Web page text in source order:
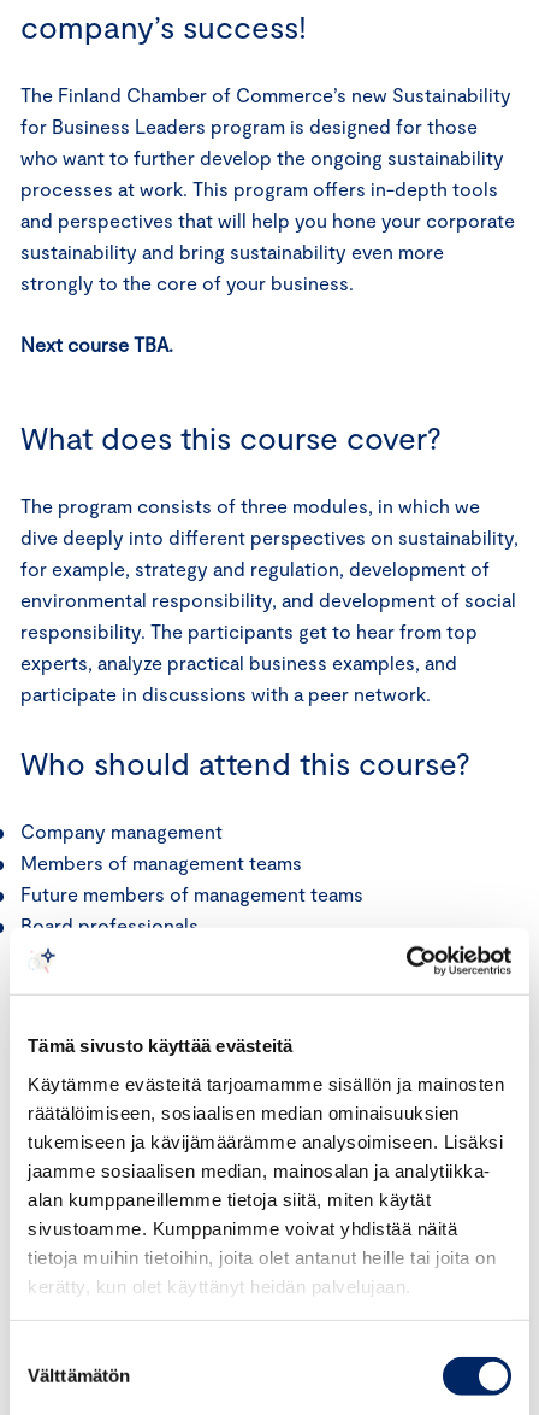
Tämä sivusto käyttää evästeitä
Käytämme evästeitä tarjoamamme sisällön ja mainosten
räätälöimiseen, sosiaalisen median ominaisuuksien
tukemiseen ja kävijämäärämme analysoimiseen. Lisäksi
jaamme sosiaalisen median, mainosalan ja analytiikka-
alan kumppaneillemme tietoja siitä, miten käytät
sivustoamme. Kumppanimme voivat yhdistää näitä
tietoja muihin tietoihin, joita olet antanut heille tai joita on
kerätty, kun olet käyttänyt heidän palvelujaan.
valinta
Välttämätön
company’s success!
The Finland Chamber of Commerce’s new Sustainability
for Business Leaders program is designed for those
who want to further develop the ongoing sustainability
processes at work. This program offers in-depth tools
and perspectives that will help you hone your corporate
sustainability and bring sustainability even more
strongly to the core of your business.
Next course TBA.
What does this course cover?
The program consists of three modules, in which we
dive deeply into different perspectives on sustainability,
for example, strategy and regulation, development of
environmental responsibility, and development of social
responsibility. The participants get to hear from top
experts, analyze practical business examples, and
participate in discussions with a peer network.
Who should attend this course?
Company management
Members of management teams
Future members of management teams
Board professionals
Why should you participate?
Sustainability is a strategic asset that strengthens
competitiveness, reduces risks, and supports long-term
success. At the same time,the expectations of
customers, business partners, and other stakeholders
regarding sustainability continue to grow . Sustainability
is increasingly reflected in tendering processes, supply
chains, and the regulations that shape business
operations.
respond to growing stakeholder expectations and